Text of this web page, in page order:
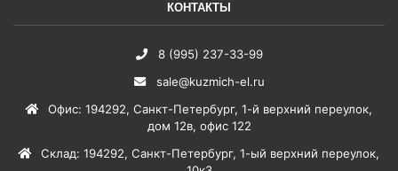
КОНТАКТЫ
8 (995) 237-33-99
sale@kuzmich-el.ru
Офис: 194292, Санкт-Петербург, 1-й верхний переулок,
дом 12в, офис 122
Склад: 194292, Санкт-Петербург, 1-ый верхний переулок,